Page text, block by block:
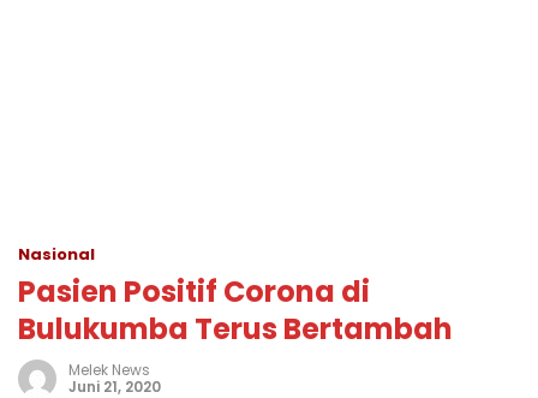
Nasional
Pasien Positif Corona di
Bulukumba Terus Bertambah
Melek News
Juni 21, 2020